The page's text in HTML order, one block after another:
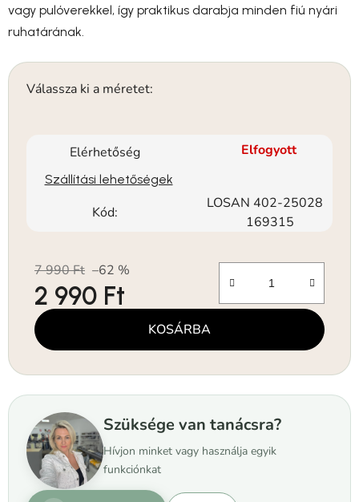
vagy pulóverekkel, így praktikus darabja minden fiú nyári
ruhatárának.
Válassza ki a méretet:
Elérhetőség Elfogyott
Szállítási lehetőségek
Kód:
LOSAN 402-25028
169315
7 990 Ft –62 %
2 990 Ft
Egységár: KOSÁRBA
Szüksége van tanácsra?
Hívjon minket vagy használja egyik
funkciónkat